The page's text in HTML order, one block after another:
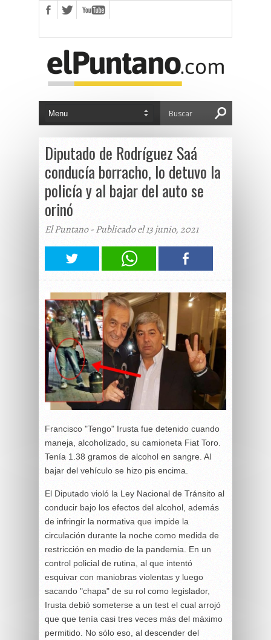
Diputado de Rodríguez Saá
conducía borracho, lo detuvo la
policía y al bajar del auto se
orinó
El Puntano - Publicado el 13 junio, 2021
Francisco "Tengo" Irusta fue detenido cuando
maneja, alcoholizado, su camioneta Fiat Toro.
Tenía 1.38 gramos de alcohol en sangre. Al
bajar del vehículo se hizo pis encima.
El Diputado violó la Ley Nacional de Tránsito al
conducir bajo los efectos del alcohol, además
de infringir la normativa que impide la
circulación durante la noche como medida de
restricción en medio de la pandemia. En un
control policial de rutina, al que intentó
esquivar con maniobras violentas y luego
sacando "chapa" de su rol como legislador,
Irusta debió someterse a un test el cual arrojó
que que tenía casi tres veces más del máximo
permitido. No sólo eso, al descender del